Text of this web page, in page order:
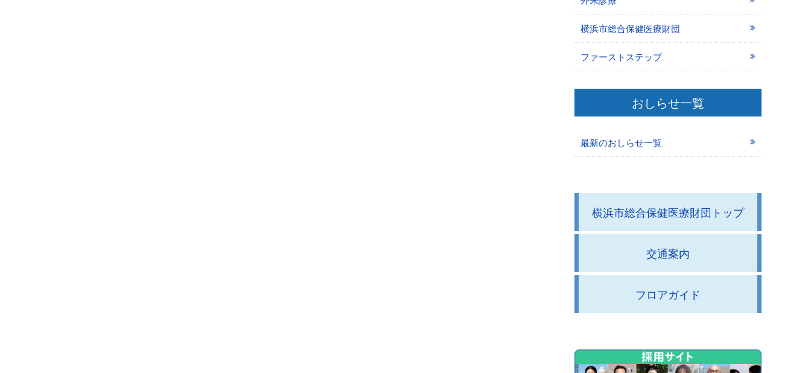
横浜市総合保健医療財団
ファーストステップ
おしらせ一覧
最新のおしらせ一覧
横浜市総合保健医療財団トップ
交通案内
フロアガイド